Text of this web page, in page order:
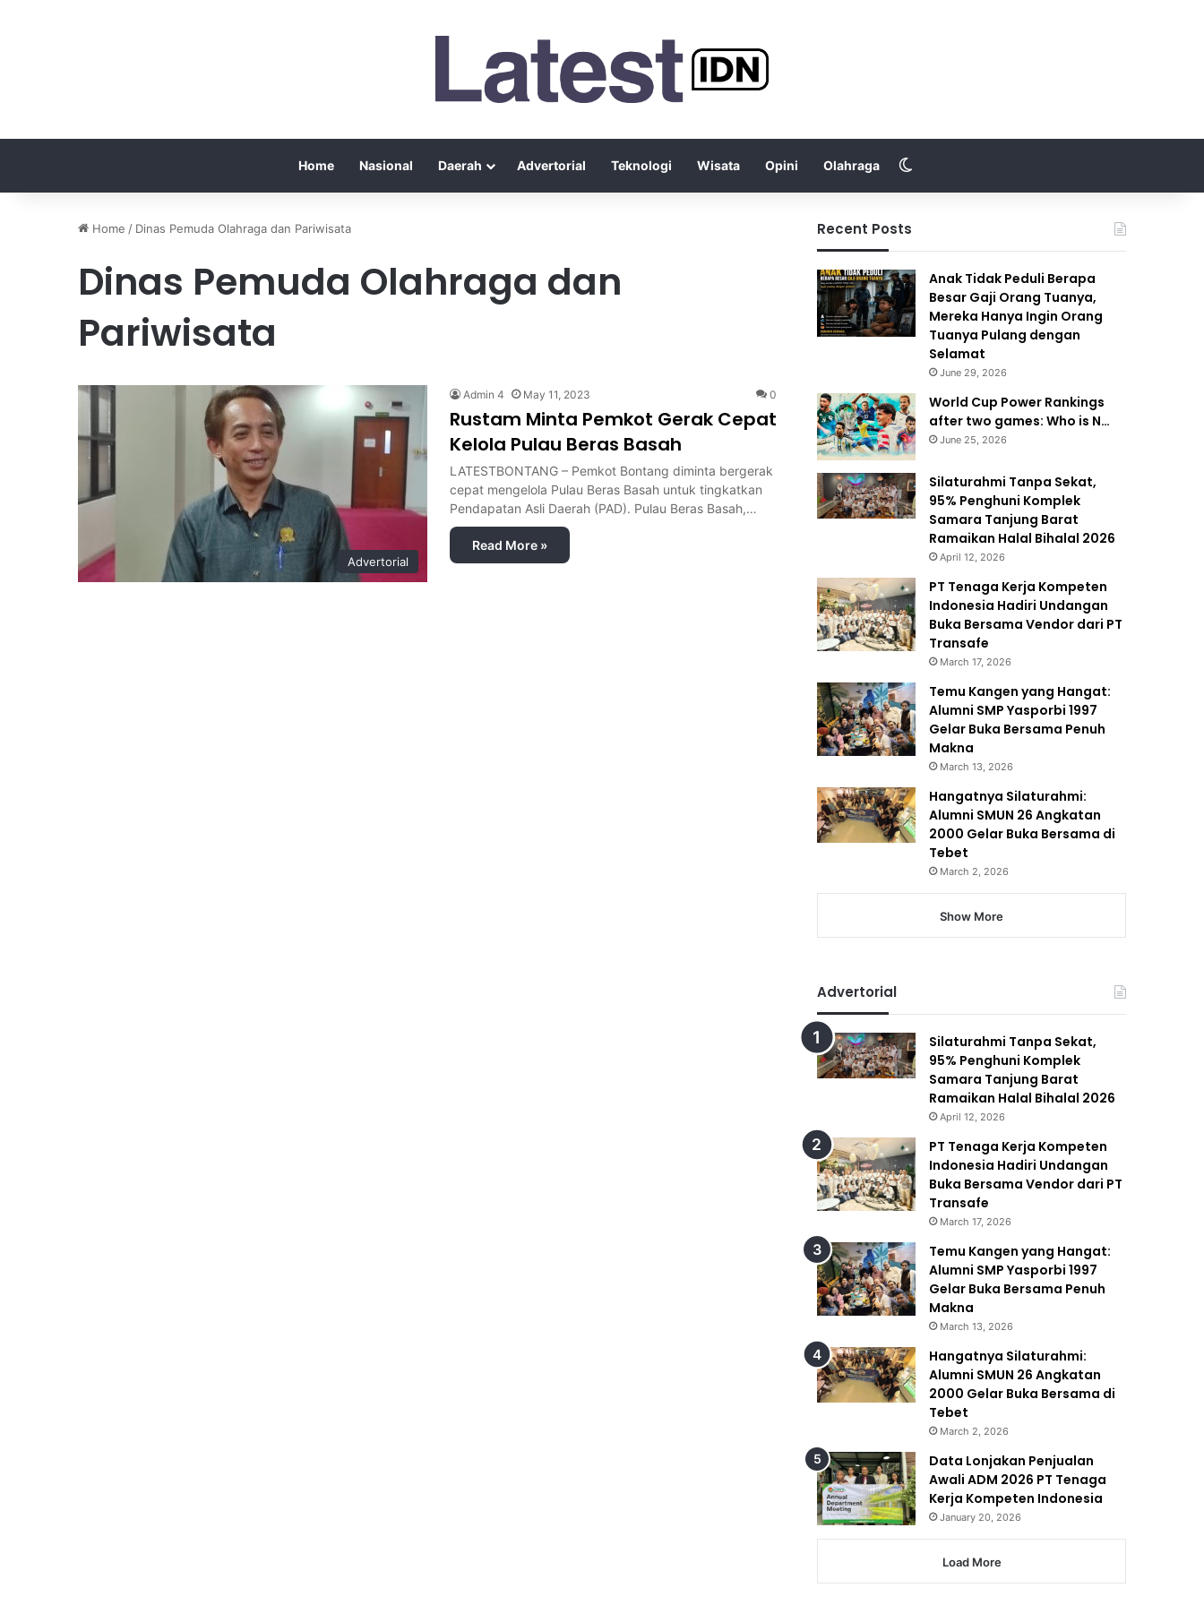
Home Nasional Daerah Advertorial Teknologi Wisata Opini Olahraga Switch skin
Home / Dinas Pemuda Olahraga dan Pariwisata
Dinas Pemuda Olahraga dan
Pariwisata
Advertorial
Admin 4 May 11, 2023 0
Rustam Minta Pemkot Gerak Cepat
Kelola Pulau Beras Basah
LATESTBONTANG – Pemkot Bontang diminta bergerak
cepat mengelola Pulau Beras Basah untuk tingkatkan
Pendapatan Asli Daerah (PAD). Pulau Beras Basah,…
Read More »
Recent Posts
Anak Tidak Peduli Berapa
Besar Gaji Orang Tuanya,
Mereka Hanya Ingin Orang
Tuanya Pulang dengan
Selamat
June 29, 2026
World Cup Power Rankings
after two games: Who is N…
June 25, 2026
Silaturahmi Tanpa Sekat,
95% Penghuni Komplek
Samara Tanjung Barat
Ramaikan Halal Bihalal 2026
April 12, 2026
PT Tenaga Kerja Kompeten
Indonesia Hadiri Undangan
Buka Bersama Vendor dari PT
Transafe
March 17, 2026
Temu Kangen yang Hangat:
Alumni SMP Yasporbi 1997
Gelar Buka Bersama Penuh
Makna
March 13, 2026
Hangatnya Silaturahmi:
Alumni SMUN 26 Angkatan
2000 Gelar Buka Bersama di
Tebet
March 2, 2026
Show More
Advertorial
Silaturahmi Tanpa Sekat,
95% Penghuni Komplek
Samara Tanjung Barat
Ramaikan Halal Bihalal 2026
April 12, 2026
PT Tenaga Kerja Kompeten
Indonesia Hadiri Undangan
Buka Bersama Vendor dari PT
Transafe
March 17, 2026
Temu Kangen yang Hangat:
Alumni SMP Yasporbi 1997
Gelar Buka Bersama Penuh
Makna
March 13, 2026
Hangatnya Silaturahmi:
Alumni SMUN 26 Angkatan
2000 Gelar Buka Bersama di
Tebet
March 2, 2026
Data Lonjakan Penjualan
Awali ADM 2026 PT Tenaga
Kerja Kompeten Indonesia
January 20, 2026
Load More